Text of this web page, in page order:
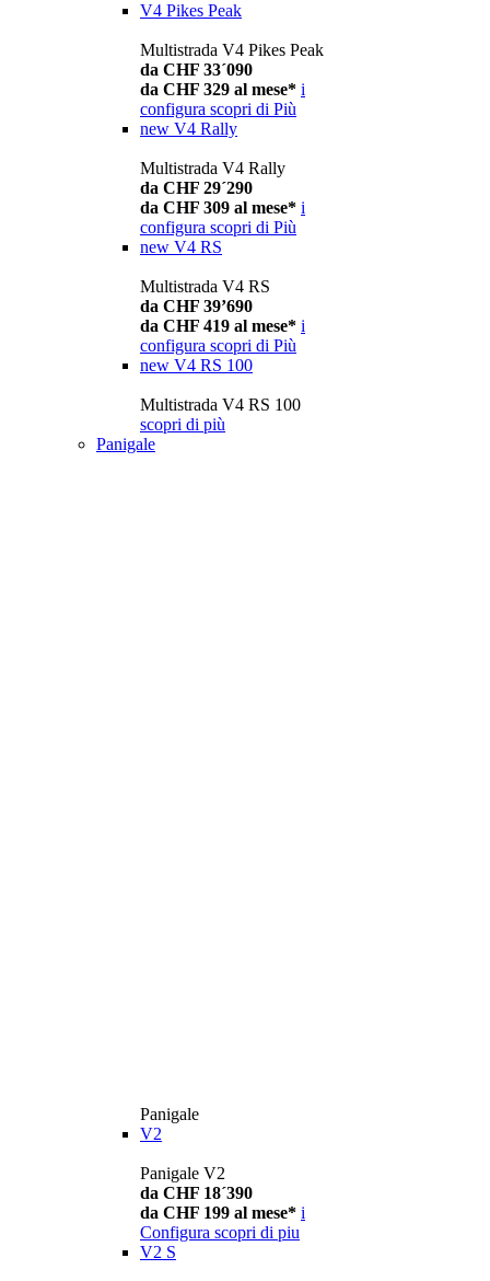
V4 Pikes Peak
Multistrada V4 Pikes Peak
da CHF 33´090
da CHF 329 al mese* i
configura scopri di Più
new V4 Rally
Multistrada V4 Rally
da CHF 29´290
da CHF 309 al mese* i
configura scopri di Più
new V4 RS
Multistrada V4 RS
da CHF 39’690
da CHF 419 al mese* i
configura scopri di Più
new V4 RS 100
Multistrada V4 RS 100
scopri di più
Panigale
Panigale
V2
Panigale V2
da CHF 18´390
da CHF 199 al mese* i
Configura scopri di piu
V2 S